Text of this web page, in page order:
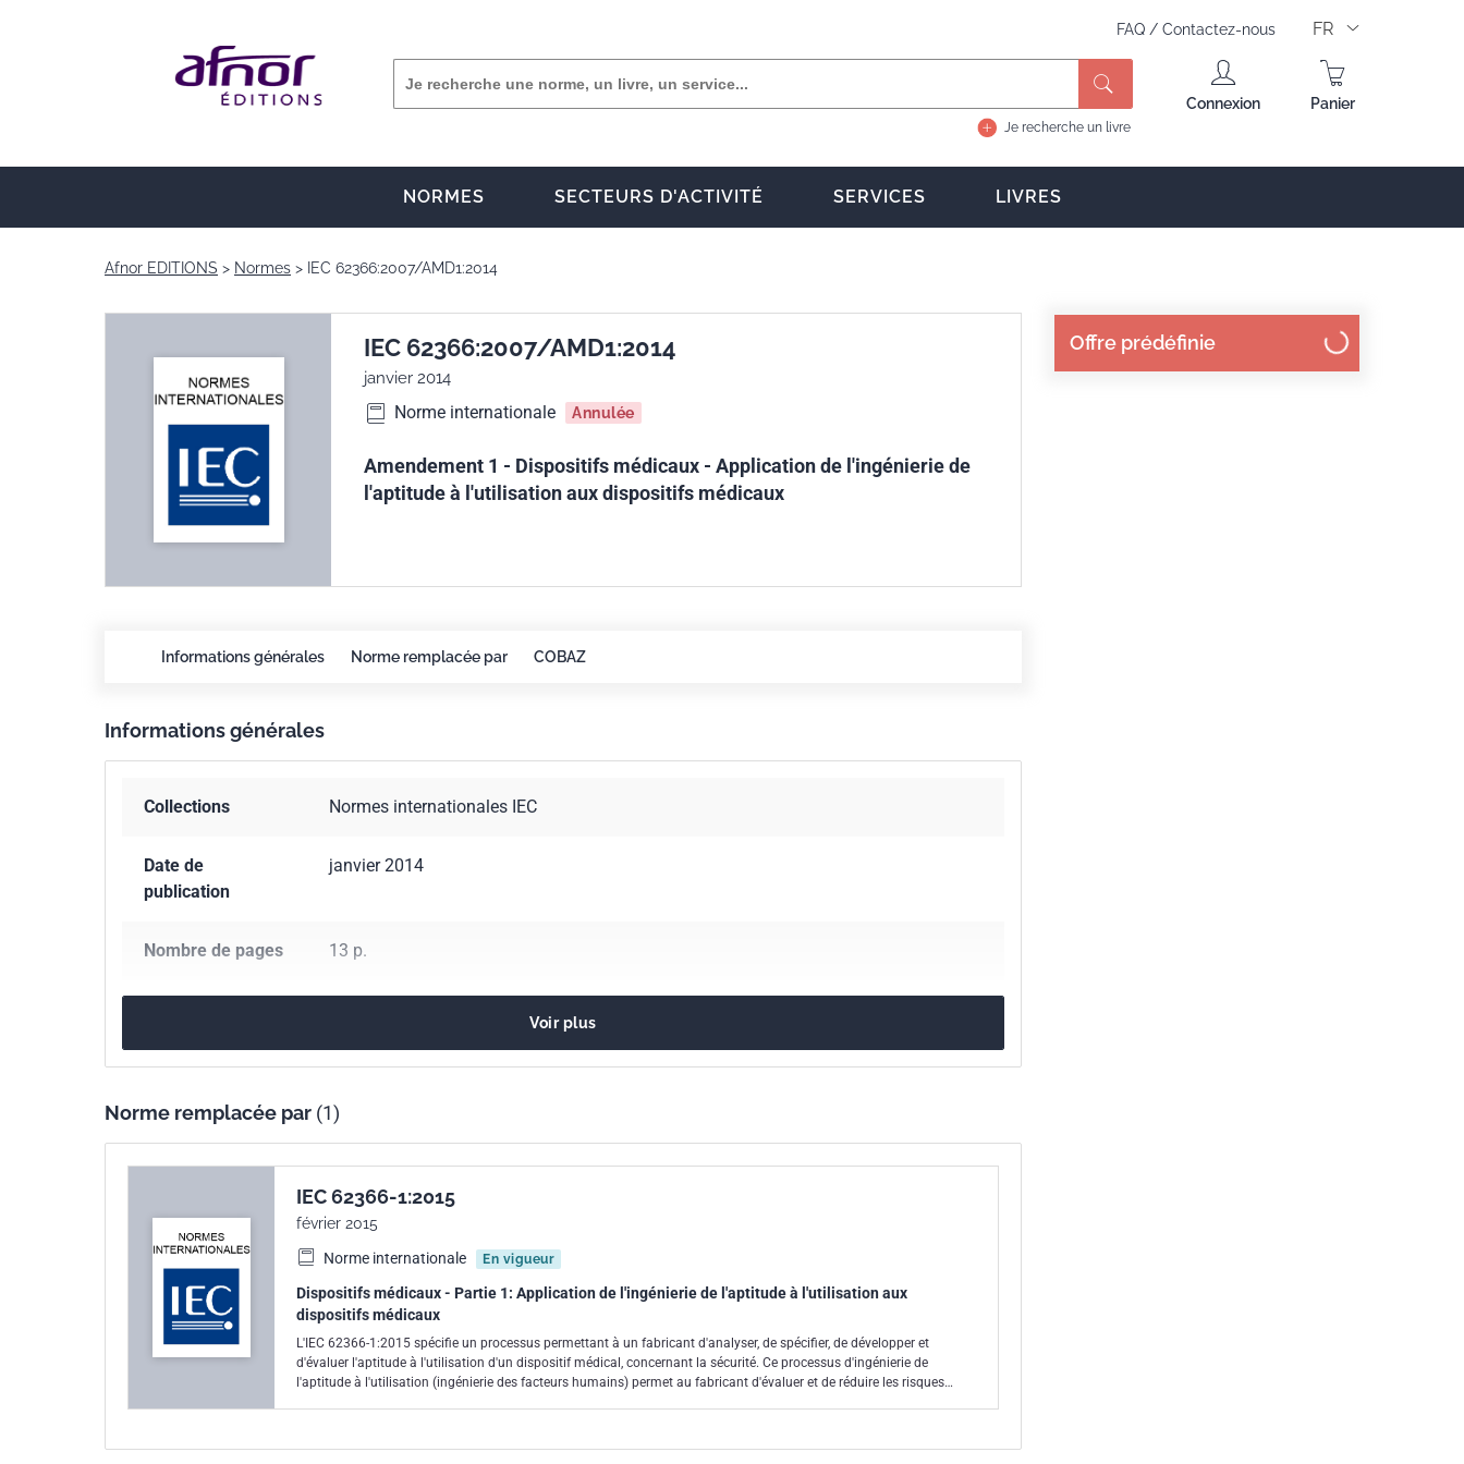
FAQ / Contactez-nous FR
Je recherche un livre
Connexion Panier
NORMES SECTEURS D'ACTIVITÉ SERVICES LIVRES
Afnor EDITIONS Normes IEC 62366:2007/AMD1:2014
Offre prédéfinie
IEC 62366:2007/AMD1:2014
janvier 2014
Norme internationale Annulée
Amendement 1 - Dispositifs médicaux - Application de l'ingénierie de
l'aptitude à l'utilisation aux dispositifs médicaux
Informations générales Norme remplacée par COBAZ
Informations générales
Collections Normes internationales IEC
Date de
publication
janvier 2014
Nombre de pages 13 p.
Numéro de tirage 1
Voir plus
Norme remplacée par (1)
IEC 62366-1:2015
février 2015
Norme internationale
En vigueur
Dispositifs médicaux - Partie 1: Application de l'ingénierie de l'aptitude à l'utilisation aux
dispositifs médicaux
L'IEC 62366-1:2015 spécifie un processus permettant à un fabricant d'analyser, de spécifier, de développer et
d'évaluer l'aptitude à l'utilisation d'un dispositif médical, concernant la sécurité. Ce processus d'ingénierie de
l'aptitude à l'utilisation (ingénierie des facteurs humains) permet au fabricant d'évaluer et de réduire les risques